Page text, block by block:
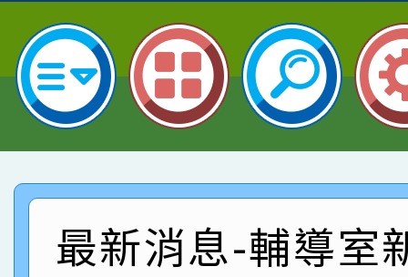
名 指導老師王老師、
園市英語競賽國小朗讀
指導老師林老師
賀！本校參加桃園市中
賽 劉文瑛教師榮獲教
臺灣台語-第二名
賀！本校參與2026世
市賽榮獲科學小創客佳
創客第三名。
賀！本校參加桃園市中
賽 洪綺君教師榮獲社
名
賀！本校阿巴斯O蜜、
倩參加桃園市科展 國
賀！本校四年二班張O
最新消息-輔導室